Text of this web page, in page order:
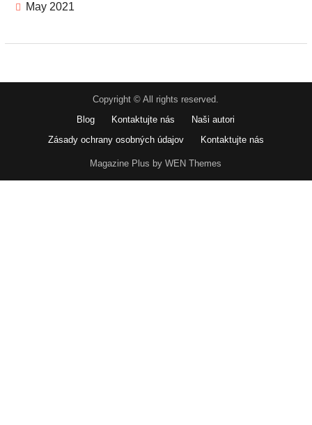
May 2021
Copyright © All rights reserved.
Blog
Kontaktujte nás
Naši autori
Zásady ochrany osobných údajov
Kontaktujte nás
Magazine Plus by WEN Themes